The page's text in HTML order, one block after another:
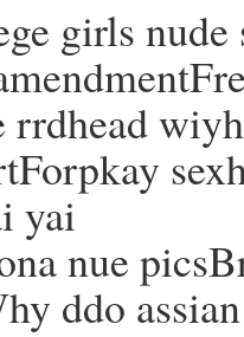
girls
rrdhead
yai
nue
ddo